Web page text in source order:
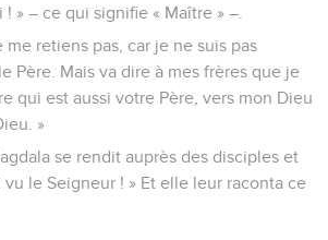
» – ce qui signifie « Maître » –.
me retiens pas, car je ne suis pas
Père. Mais va dire à mes frères que je
qui est aussi votre Père, vers mon Dieu
»
se rendit auprès des disciples et
vu le Seigneur ! » Et elle leur raconta ce